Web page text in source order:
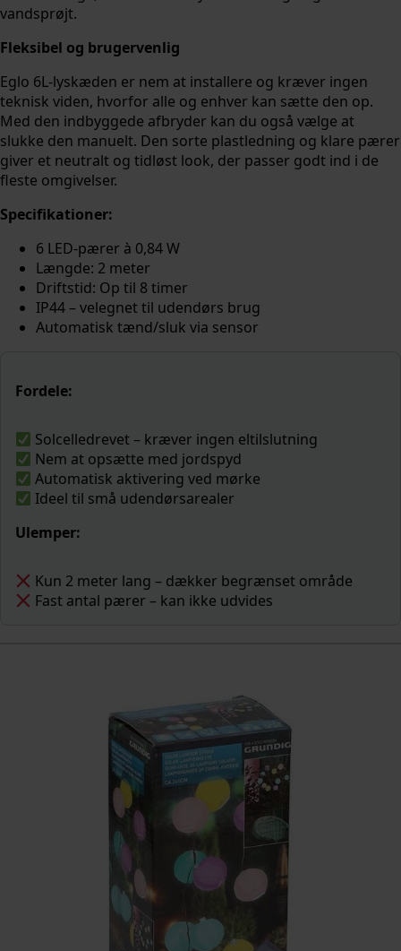
vandsprøjt.
Fleksibel og brugervenlig
Eglo 6L-lyskæden er nem at installere og kræver ingen
teknisk viden, hvorfor alle og enhver kan sætte den op.
Med den indbyggede afbryder kan du også vælge at
slukke den manuelt. Den sorte plastledning og klare pærer
giver et neutralt og tidløst look, der passer godt ind i de
fleste omgivelser.
Specifikationer:
6 LED-pærer à 0,84 W
Længde: 2 meter
Driftstid: Op til 8 timer
IP44 – velegnet til udendørs brug
Automatisk tænd/sluk via sensor
Fordele:
Solcelledrevet – kræver ingen eltilslutning
Nem at opsætte med jordspyd
Automatisk aktivering ved mørke
Ideel til små udendørsarealer
Ulemper:
Kun 2 meter lang – dækker begrænset område
Fast antal pærer – kan ikke udvides